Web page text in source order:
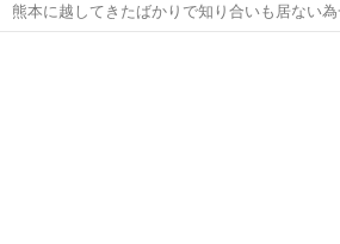
熊本に越してきたばかりで知り合いも居ない為
さる方メッセージお待ちしてます！ 私は女30代半ばです、女性限定で